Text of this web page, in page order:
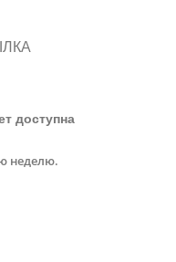
доступна
неделю.